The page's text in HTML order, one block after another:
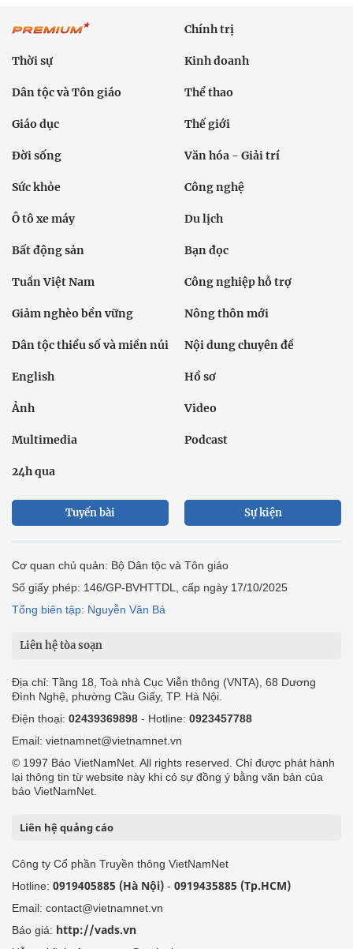
Chính trị
Thời sự Kinh doanh
Dân tộc và Tôn giáo Thể thao
Giáo dục Thế giới
Đời sống Văn hóa - Giải trí
Sức khỏe Công nghệ
Ô tô xe máy Du lịch
Bất động sản Bạn đọc
Tuần Việt Nam Công nghiệp hỗ trợ
Giảm nghèo bền vững Nông thôn mới
Dân tộc thiểu số và miền núi Nội dung chuyên đề
English Hồ sơ
Ảnh Video
Multimedia Podcast
24h qua
Tuyến bài Sự kiện
Cơ quan chủ quản: Bộ Dân tộc và Tôn giáo
Số giấy phép: 146/GP-BVHTTDL, cấp ngày 17/10/2025
Tổng biên tập: Nguyễn Văn Bá
Liên hệ tòa soạn
Địa chỉ: Tầng 18, Toà nhà Cục Viễn thông (VNTA), 68 Dương
Đình Nghệ, phường Cầu Giấy, TP. Hà Nội.
Điện thoại: 02439369898 - Hotline: 0923457788
Email: vietnamnet@vietnamnet.vn
© 1997 Báo VietNamNet. All rights reserved. Chỉ được phát hành
lại thông tin từ website này khi có sự đồng ý bằng văn bản của
báo VietNamNet.
Liên hệ quảng cáo
Công ty Cổ phần Truyền thông VietNamNet
Hotline: 0919405885 (Hà Nội) - 0919435885 (Tp.HCM)
Email: contact@vietnamnet.vn
Báo giá: http://vads.vn